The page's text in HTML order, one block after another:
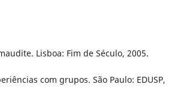
Lisboa: Fim de Século, 2005.
com grupos. São Paulo: EDUSP,